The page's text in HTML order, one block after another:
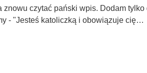
czytać pański wpis. Dodam
- "Jesteś katoliczką i obowiązuje cię…